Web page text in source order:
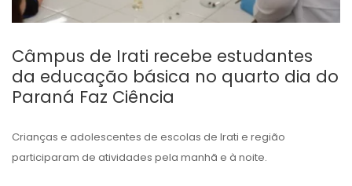
Câmpus de Irati recebe estudantes
da educação básica no quarto dia do
Paraná Faz Ciência
Crianças e adolescentes de escolas de Irati e região
participaram de atividades pela manhã e à noite.